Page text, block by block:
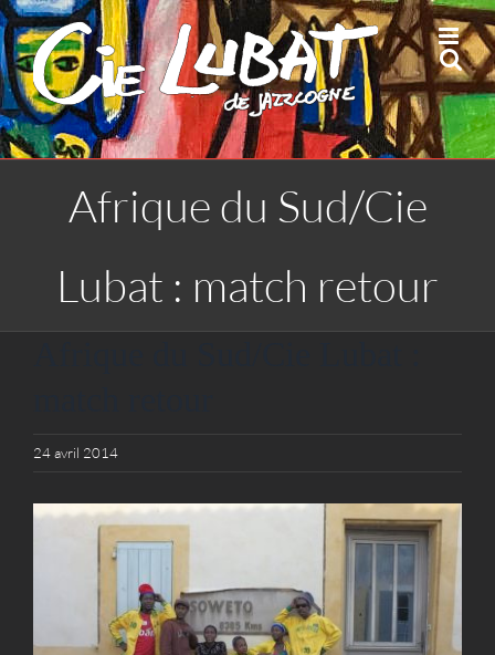
Passer
au
contenu
Afrique du Sud/Cie
Lubat : match retour
24 avril 2014